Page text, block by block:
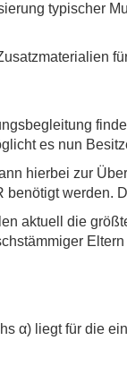
typischer
es nun
hierbei zur
benötigt werden.
aktuell die
α) liegt für die